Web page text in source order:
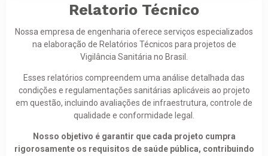
Relatorio Técnico
Nossa empresa de engenharia oferece serviços especializados
na elaboração de Relatórios Técnicos para projetos de
Vigilância Sanitária no Brasil.
Esses relatórios compreendem uma análise detalhada das
condições e regulamentações sanitárias aplicáveis ao projeto
em questão, incluindo avaliações de infraestrutura, controle de
qualidade e conformidade legal.
Nosso objetivo é garantir que cada projeto cumpra
rigorosamente os requisitos de saúde pública, contribuindo